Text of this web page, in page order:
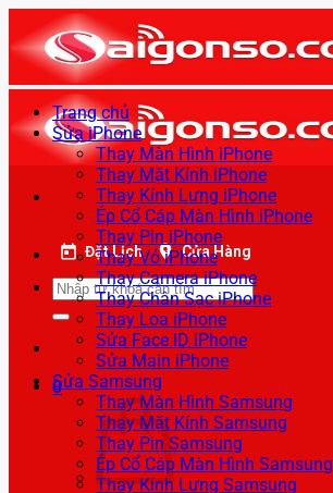
qua
nội
dung
Đặt Lịch Cửa Hàng
Tìm
kiếm:
0
Trang chủ
Sửa iPhone
Thay Màn Hình iPhone
Thay Mặt Kính iPhone
Thay Kính Lưng iPhone
Ép Cổ Cáp Màn Hình iPhone
Thay Pin iPhone
Thay Vỏ iPhone
Thay Camera iPhone
Thay Chân Sạc iPhone
Thay Loa iPhone
Sửa Face ID iPhone
Sửa Main iPhone
Sửa Samsung
Thay Màn Hình Samsung
Thay Mặt Kính Samsung
Thay Pin Samsung
Ép Cổ Cáp Màn Hình Samsung
Thay Kính Lưng Samsung